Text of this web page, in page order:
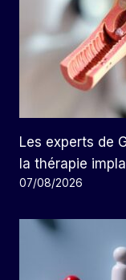
Les experts de
la thérapie
07/08/2026